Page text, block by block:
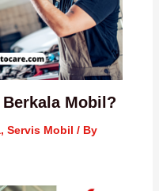
Mobil?
, Servis Mobil / By